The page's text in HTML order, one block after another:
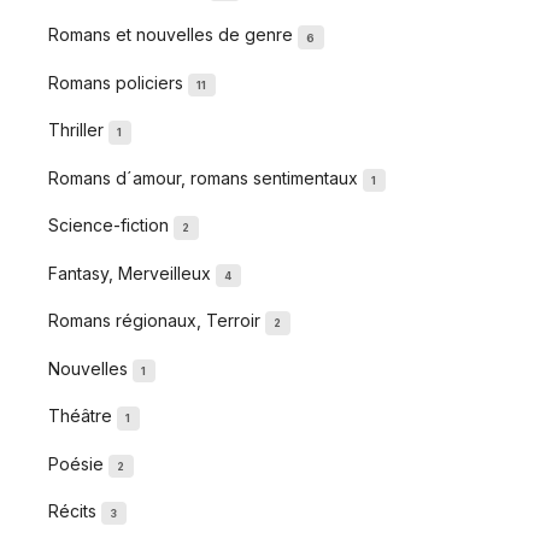
Romans et nouvelles de genre 6
Romans policiers 11
Thriller 1
Romans d´amour, romans sentimentaux 1
Science-fiction 2
Fantasy, Merveilleux 4
Romans régionaux, Terroir 2
Nouvelles 1
Théâtre 1
Poésie 2
Récits 3